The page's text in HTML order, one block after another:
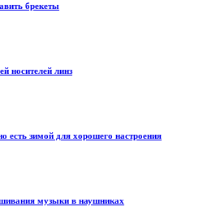
брекеты
носителей линз
есть зимой для хорошего настроения
музыки в наушниках